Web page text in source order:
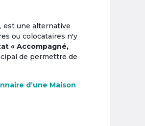
est une alternative
ou colocataires n'y
« Accompagné,
de permettre de
d’une Maison